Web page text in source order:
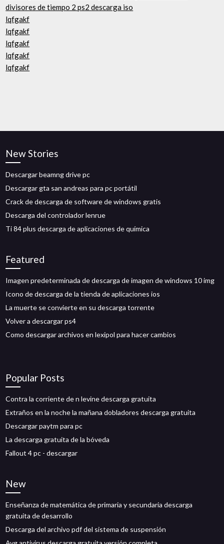
divisores de tiempo 2 ps2 descarga iso
lqfgakf
lqfgakf
lqfgakf
lqfgakf
lqfgakf
New Stories
Descargar beamng drive pc
Descargar gta san andreas para pc portátil
Crack de descarga de software de windows gratis
Descarga del controlador lenrue
Ti 84 plus descarga de aplicaciones de química
Featured
Imagen predeterminada de descarga de imagen de windows 10 img
Icono de descarga de la tienda de aplicaciones ios
La muerte se convierte en su descarga torrente
Volver a descargar ps4
Como descargar archivos en lexipol para hacer cambios
Popular Posts
Contra la corriente de n levine descarga gratuita
Extraños en la noche la mañana dobladores descarga gratuita
Descargar paytm para pc
La descarga gratuita de la bóveda
Fallout 4 pc - descargar
New
Enseñanza de matemática de primaria y secundaria descarga
gratuita de desarrollo
Descarga del archivo pdf del sistema de suspensión